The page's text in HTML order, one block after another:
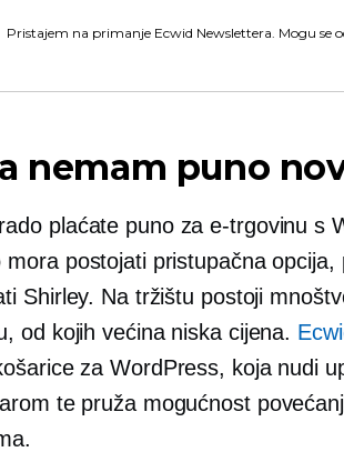
Pristajem na primanje Ecwid Newslettera. Mogu se
nemam puno
plaćate puno za e-trgovinu s
mora postojati pristupačna
Shirley. Na tržištu postoji
od kojih većina niska cijena.
za WordPress, koja nudi
te pruža mogućnost